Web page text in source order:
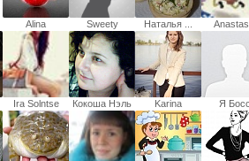
Alina Sweety Наталья ...
Ira Solntse Кокоша Нэль
Karina
Orishkevich
Я